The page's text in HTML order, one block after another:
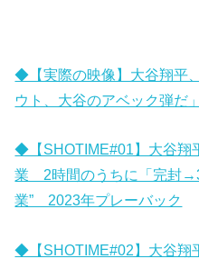
◆【実際の映像】大谷翔平
ウト、大谷のアベック弾だ
◆【SHOTIME#01】大谷翔
業 2時間のうちに「完封
業” 2023年プレーバック
◆【SHOTIME#02】大谷翔